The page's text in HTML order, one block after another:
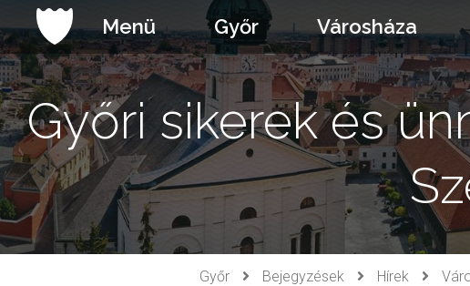
a
tartalomhoz
Menü Győr Városháza
Győri sikerek és
Győr Bejegyzések Hírek